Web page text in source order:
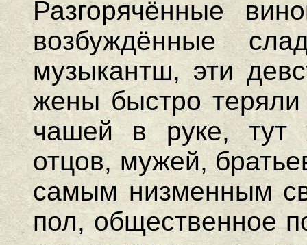
Разгорячённые
возбуждённые
музыкантш, эти
жены быстро
чашей в руке, тут
отцов, мужей,
самым низменным
пол, общественное